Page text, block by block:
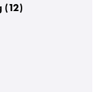
(12)